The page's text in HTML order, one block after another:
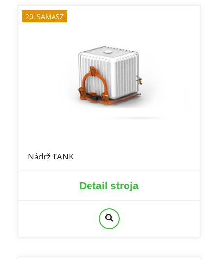
20. SAMASZ
Nádrž TANK
Detail stroja